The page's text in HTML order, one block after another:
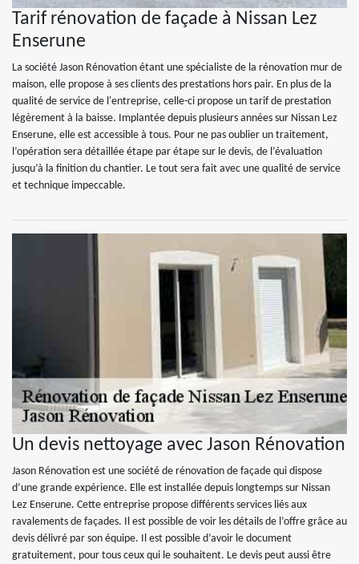
Tarif rénovation de façade à Nissan Lez
Enserune
La société Jason Rénovation étant une spécialiste de la rénovation mur de
maison, elle propose à ses clients des prestations hors pair. En plus de la
qualité de service de l'entreprise, celle-ci propose un tarif de prestation
légèrement à la baisse. Implantée depuis plusieurs années sur Nissan Lez
Enserune, elle est accessible à tous. Pour ne pas oublier un traitement,
l’opération sera détaillée étape par étape sur le devis, de l’évaluation
jusqu’à la finition du chantier. Le tout sera fait avec une qualité de service
et technique impeccable.
Un devis nettoyage avec Jason Rénovation
Jason Rénovation est une société de rénovation de façade qui dispose
d’une grande expérience. Elle est installée depuis longtemps sur Nissan
Lez Enserune. Cette entreprise propose différents services liés aux
ravalements de façades. Il est possible de voir les détails de l’offre grâce au
devis délivré par son équipe. Il est possible d’avoir le document
gratuitement, pour tous ceux qui le souhaitent. Le devis peut aussi être